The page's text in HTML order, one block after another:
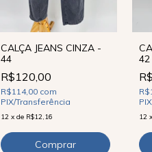
CALÇA JEANS CINZA -
44
R$120,00
R$114,00 com
PIX/Transferência
12 xde R$12,16
42
12